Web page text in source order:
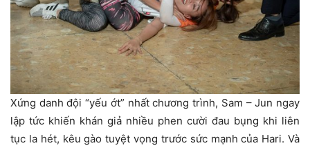
Xứng danh đội “yếu ớt” nhất chương trình, Sam – Jun ngay
lập tức khiến khán giả nhiều phen cười đau bụng khi liên
tục la hét, kêu gào tuyệt vọng trước sức mạnh của Hari. Và